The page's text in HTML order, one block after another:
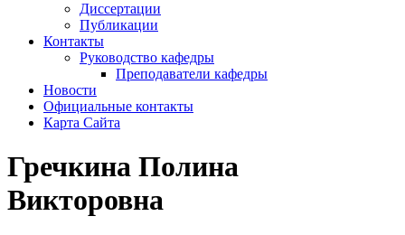
Диссертации
Публикации
Контакты
Руководство кафедры
Преподаватели кафедры
Новости
Официальные контакты
Карта Сайта
Гречкина Полина
Викторовна